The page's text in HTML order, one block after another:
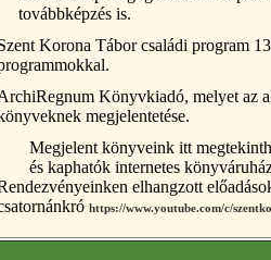
továbbképzés is.
Korona Tábor családi program
Könyvkiadó, melyet az
megjelentetése.
Megjelent könyveink itt
és kaphatók internetes
elhangzott
https://www.youtube.com/c/